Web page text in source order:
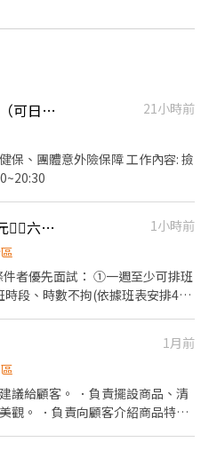
👍 知名商家電子棚撿貨人員（可日領 週領）
21小時前
保、團體意外險保障 工作內容: 撿
:11:30~20:30
👍 【最幸福企業】高薪225元👍🏻六日時薪+20元，壽司郎汐止遠雄店
1小時前
者優先面試： ①一週至少可排班
段、時數不拘(依據班表安排4～
、準備、整理→料理製作→提供餐
賽
▪一年2次考核，調薪漲幅3~10
重
1月前
議給顧客。 ．負責擺設商品、清
觀。 ．負責向顧客介紹商品特